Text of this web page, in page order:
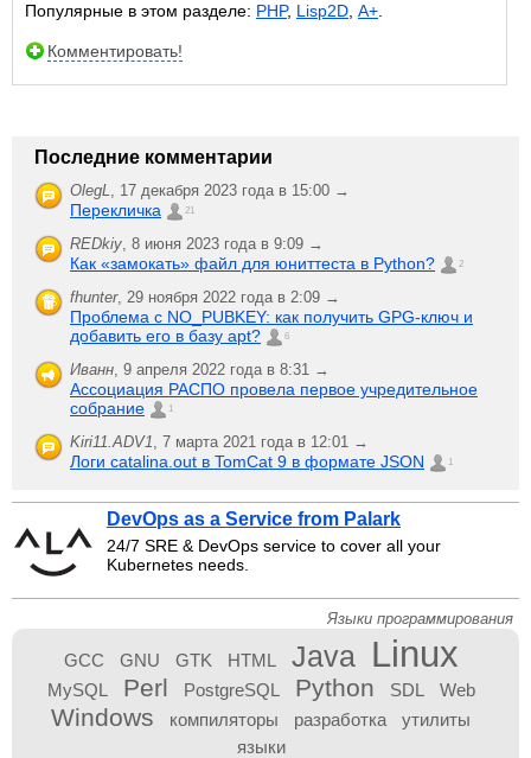
Популярные в этом разделе: PHP, Lisp2D A+
Комментировать!
Последние комментарии
OlegL, 17 декабря 2023 года в 15:00 →
Перекличка 21
REDkiy, 8 июня 2023 года в 9:09 →
Как «замокать» файл для юниттеста в Python? 2
fhunter, 29 ноября 2022 года в 2:09 →
Проблема с NO_PUBKEY: как получить GPG-ключ и
добавить его в базу apt?
6
Иванн, 9 апреля 2022 года в 8:31 →
Ассоциация РАСПО провела первое учредительное
собрание
1
Kiri11.ADV1, 7 марта 2021 года в 12:01 →
Логи catalina.out в TomCat 9 в формате JSON 1
DevOps as a Service from Palark
24/7 SRE & DevOps service to cover all your
Kubernetes needs.
Языки программирования
GCC GNU GTK HTML Java Linux
MySQL Perl PostgreSQL Python SDL Web
Windows компиляторы разработка
утилиты
языки